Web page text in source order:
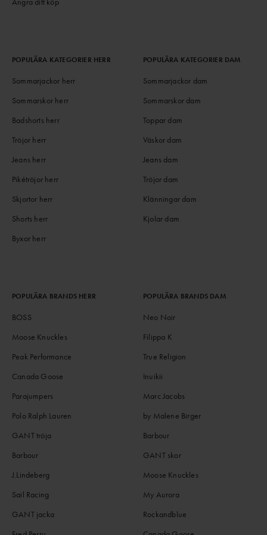
POPULÄRA KATEGORIER HERR
Sommarjackor herr
Sommarskor herr
Badshorts herr
Tröjor herr
Jeans herr
Pikétröjor herr
Skjortor herr
Shorts herr
Byxor herr
POPULÄRA KATEGORIER DAM
Sommarjackor dam
Sommarskor dam
Toppar dam
Väskor dam
Jeans dam
Tröjor dam
Klänningar dam
Kjolar dam
POPULÄRA BRANDS HERR
BOSS
Moose Knuckles
Peak Performance
Canada Goose
Parajumpers
Polo Ralph Lauren
GANT tröja
Barbour
J.Lindeberg
Sail Racing
GANT jacka
POPULÄRA BRANDS DAM
Neo Noir
Filippa K
True Religion
Inuikii
Marc Jacobs
by Malene Birger
Barbour
GANT skor
Moose Knuckles
My Aurora
Rockandblue